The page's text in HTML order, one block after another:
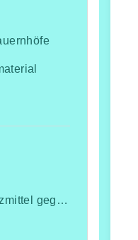
Bochemit 5L-Holzschutzmittel gegen Pilze, Insekten und Schimmel